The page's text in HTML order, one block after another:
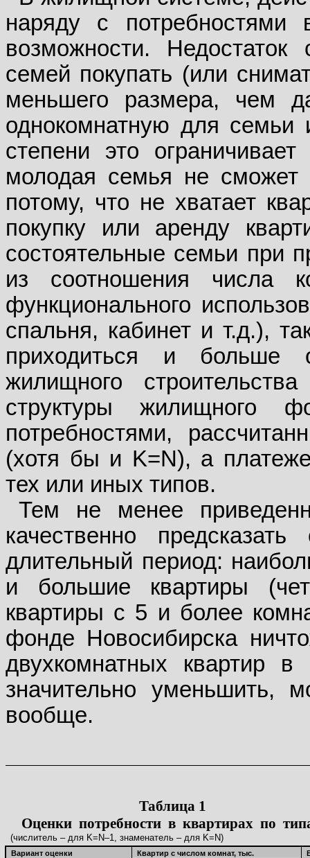
наряду с
возможности. Недостаток
семей покупать (или
меньшего размера, чем
однокомнатную для семьи
степени это
молодая семья не сможет
потому, что не хватает
покупку или аренду
состоятельные семьи при
из соотношения числа
функционального
спальня, кабинет и т.д.),
приходиться и больше
жилищного
структуры жилищного
потребностями,
(хотя бы и K=N), а
тех или иных типов.
Тем не менее
качественно
длительный период:
и большие квартиры
квартиры с 5 и более
фонде Новосибирска
двухкомнатных квартир
значительно уменьшить,
вообще.
Таблица 1
Оценки потребности в квартирах по
(числитель – для K=N–1, знаменатель – для K=N)
Вариант оценки Квартир с числом комнат, тыс.